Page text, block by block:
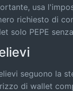
usa
richiesto di
solo PEPE
seguono la
di wallet